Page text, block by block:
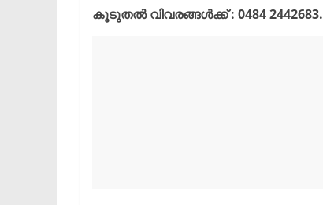
കൂടുതൽ വിവരങ്ങൾക്ക് : 0484 2442683.